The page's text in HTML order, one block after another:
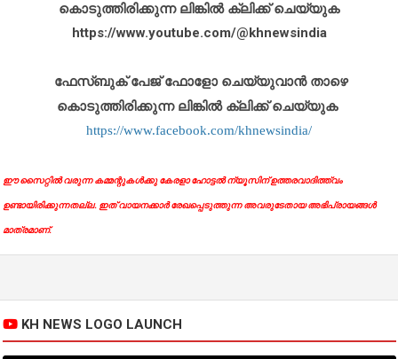
കൊടുത്തിരിക്കുന്ന ലിങ്കിൽ ക്ലിക്ക് ചെയ്യുക
https://www.youtube.com/@khnewsindia
ഫേസ്ബുക് പേജ് ഫോളോ ചെയ്യുവാൻ താഴെ
കൊടുത്തിരിക്കുന്ന ലിങ്കിൽ ക്ലിക്ക് ചെയ്യുക
https://www.facebook.com/khnewsindia/
ഈ സൈറ്റിൽ വരുന്ന കമ്മന്റുകൾക്കു കേരളാ ഹോട്ടൽ ന്യൂസിന് ഉത്തരവാദിത്ത്വം
ഉണ്ടായിരിക്കുന്നതല്ല. ഇത് വായനക്കാർ രേഖപ്പെടുത്തുന്ന അവരുടേതായ അഭിപ്രായങ്ങൾ
മാത്രമാണ്.
KH NEWS LOGO LAUNCH